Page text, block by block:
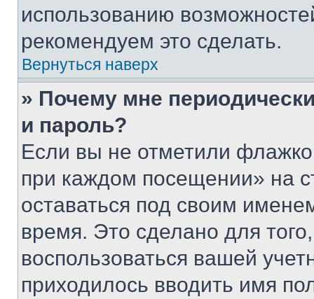
использованию
рекомендуем это сделать.
Вернуться наверх
» Почему мне
и пароль?
Если вы не отметили
при каждом посещении» на
оставаться под своим
время. Это сделано для
воспользоваться вашей
приходилось вводить имя